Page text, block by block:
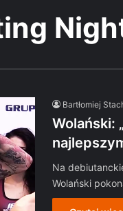
Bartłomiej
Wolański:
Na
Wolański